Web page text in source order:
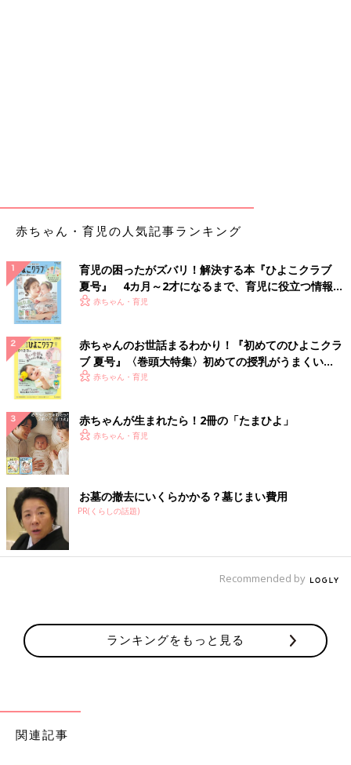
赤ちゃん・育児の人気記事ランキング
育児の困ったがズバリ！解決する本『ひよこクラブ
夏号』 4カ月～2才になるまで、育児に役立つ情報が
いっぱい！
赤ちゃん・育児
赤ちゃんのお世話まるわかり！『初めてのひよこクラ
ブ 夏号』〈巻頭大特集〉初めての授乳がうまくい
く！ おっぱい・ミルクの基本と夏のトラブル 解決テ
赤ちゃん・育児
赤ちゃんが生まれたら！2冊の「たまひよ」
赤ちゃん・育児
お墓の撤去にいくらかかる？墓じまい費用
PR(くらしの話題)
Recommended by
ランキングをもっと見る
関連記事